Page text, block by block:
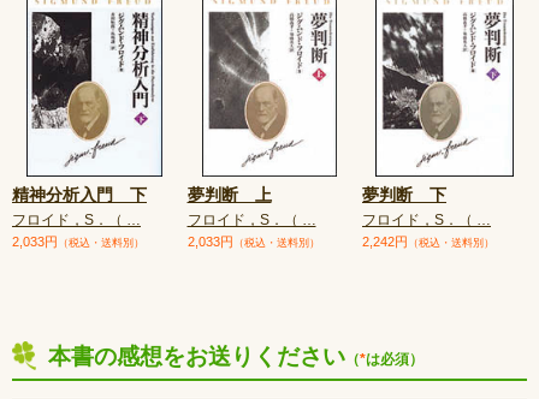
精神分析入門 下
フロイド，S．（ …
2,033円 （税込・送料別）
夢判断 上
フロイド，S．（ …
2,033円 （税込・送料別）
夢判断 下
フロイド，S．（ …
2,242円 （税込・送料別）
本書の感想をお送りください （*は必須）